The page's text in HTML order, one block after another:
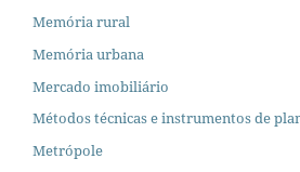
Memória rural
Memória urbana
Mercado imobiliário
Métodos técnicas e instrumentos de
Metrópole